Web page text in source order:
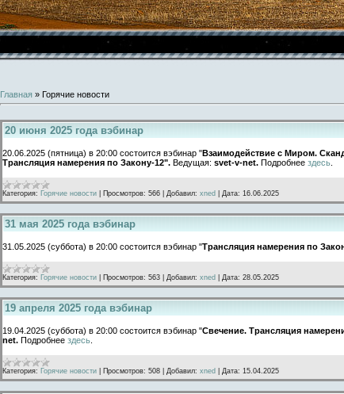
Главная » Горячие новости
20 июня 2025 года вэбинар
20.06.2025 (пятница) в 20:00 состоится вэбинар "Взаимодействие с Миром.
Трансляция намерения по Закону-12". Ведущая: svet-v-net. Подробнее здесь
Категория: Горячие новости Просмотров: 566 Добавил: xned Дата: 16.06.2025
31 мая 2025 года вэбинар
31.05.2025 (суббота) в 20:00 состоится вэбинар "Трансляция намерения по
Категория: Горячие новости Просмотров: 563 Добавил: xned Дата: 28.05.2025
19 апреля 2025 года вэбинар
19.04.2025 (суббота) в 20:00 состоится вэбинар "Свечение. Трансляция
net. Подробнее здесь
Категория: Горячие новости Просмотров: 508 Добавил: xned Дата: 15.04.2025